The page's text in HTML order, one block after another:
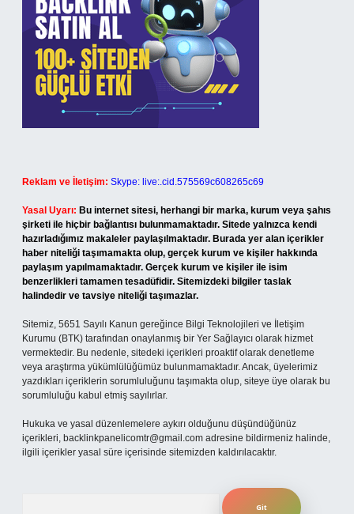
Reklam ve İletişim: Skype: live:.cid.575569c608265c69
Yasal Uyarı: Bu internet sitesi, herhangi bir marka, kurum veya şahıs
şirketi ile hiçbir bağlantısı bulunmamaktadır. Sitede yalnızca kendi
hazırladığımız makaleler paylaşılmaktadır. Burada yer alan içerikler
haber niteliği taşımamakta olup, gerçek kurum ve kişiler hakkında
paylaşım yapılmamaktadır. Gerçek kurum ve kişiler ile isim
benzerlikleri tamamen tesadüfidir. Sitemizdeki bilgiler taslak
halindedir ve tavsiye niteliği taşımazlar.
Sitemiz, 5651 Sayılı Kanun gereğince Bilgi Teknolojileri ve İletişim
Kurumu (BTK) tarafından onaylanmış bir Yer Sağlayıcı olarak hizmet
vermektedir. Bu nedenle, sitedeki içerikleri proaktif olarak denetleme
veya araştırma yükümlülüğümüz bulunmamaktadır. Ancak, üyelerimiz
yazdıkları içeriklerin sorumluluğunu taşımakta olup, siteye üye olarak bu
sorumluluğu kabul etmiş sayılırlar.
Hukuka ve yasal düzenlemelere aykırı olduğunu düşündüğünüz
içerikleri, backlinkpanelicomtr@gmail.com adresine bildirmeniz halinde,
ilgili içerikler yasal süre içerisinde sitemizden kaldırılacaktır.